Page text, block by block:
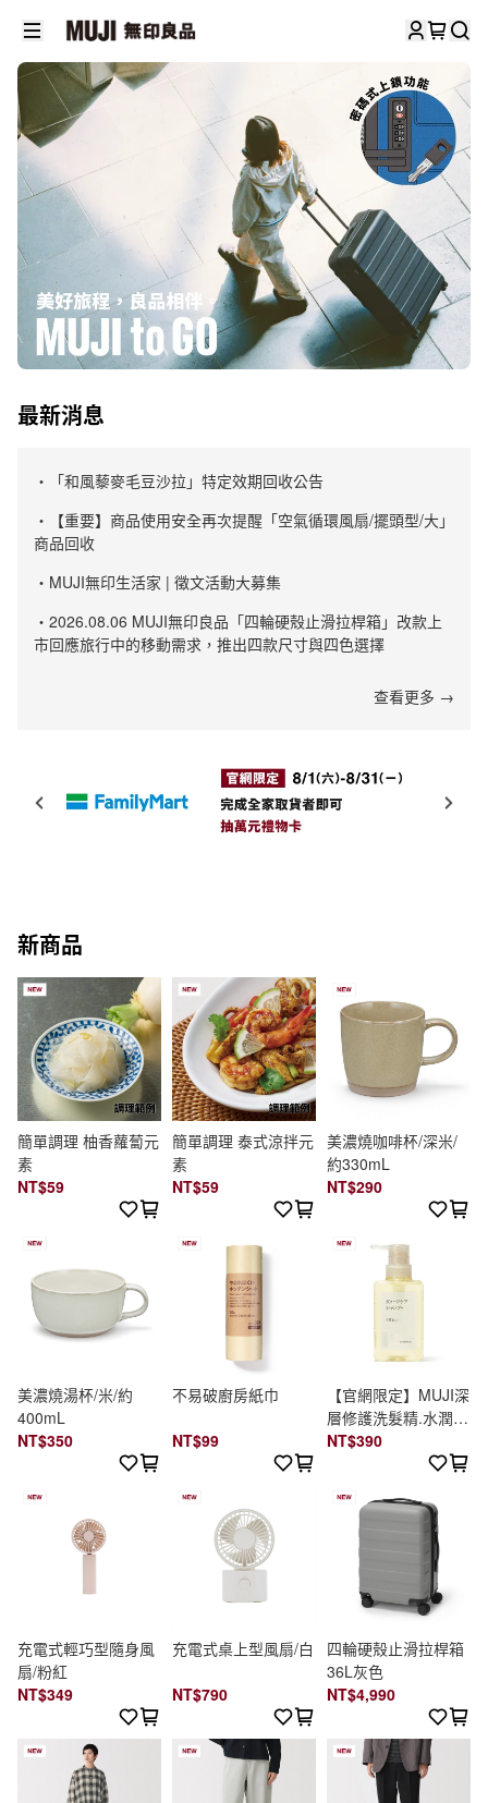
最新消息
・「和風藜麥毛豆沙拉」特定效期回收公告
・【重要】商品使用安全再次提醒「空氣循環風扇/擺頭型/大」
商品回收
・MUJI無印生活家 | 徵文活動大募集
・2026.08.06 MUJI無印良品「四輪硬殼止滑拉桿箱」改款上
市回應旅行中的移動需求，推出四款尺寸與四色選擇
查看更多 →
新商品
簡單調理 柚香蘿蔔元
素
NT$59
簡單調理 泰式涼拌元
素
NT$59
美濃燒咖啡杯/深米/
約330mL
NT$290
美濃燒湯杯/米/約
400mL
NT$350
不易破廚房紙巾
NT$99
【官網限定】MUJI深
層修護洗髮精.水潤保
濕/400ml
NT$390
充電式輕巧型隨身風
扇/粉紅
NT$349
充電式桌上型風扇/白
NT$790
四輪硬殼止滑拉桿箱
36L灰色
NT$4,990